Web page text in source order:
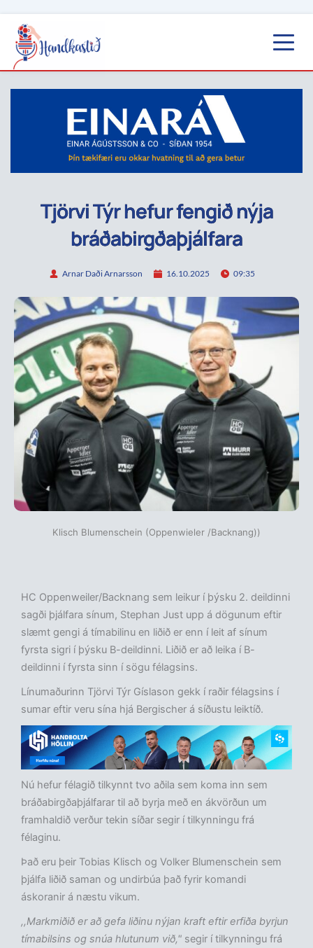
Tjörvi Týr hefur fengið nýja
bráðabirgðaþjálfara
Arnar Daði Arnarsson 16.10.2025 09:35
Klisch Blumenschein (Oppenwieler /Backnang))
HC Oppenweiler/Backnang sem leikur í þýsku 2. deildinni
sagði þjálfara sínum, Stephan Just upp á dögunum eftir
slæmt gengi á tímabilinu en liðið er enn í leit af sínum
fyrsta sigri í þýsku B-deildinni. Liðið er að leika í B-
deildinni í fyrsta sinn í sögu félagsins.
Línumaðurinn Tjörvi Týr Gíslason gekk í raðir félagsins í
sumar eftir veru sína hjá Bergischer á síðustu leiktíð.
Nú hefur félagið tilkynnt tvo aðila sem koma inn sem
bráðabirgðaþjálfarar til að byrja með en ákvörðun um
framhaldið verður tekin síðar segir í tilkynningu frá
félaginu.
Það eru þeir Tobias Klisch og Volker Blumenschein sem
þjálfa liðið saman og undirbúa það fyrir komandi
áskoranir á næstu vikum.
,,Markmiðið er að gefa liðinu nýjan kraft eftir erfiða byrjun
tímabilsins og snúa hlutunum við," segir í tilkynningu frá